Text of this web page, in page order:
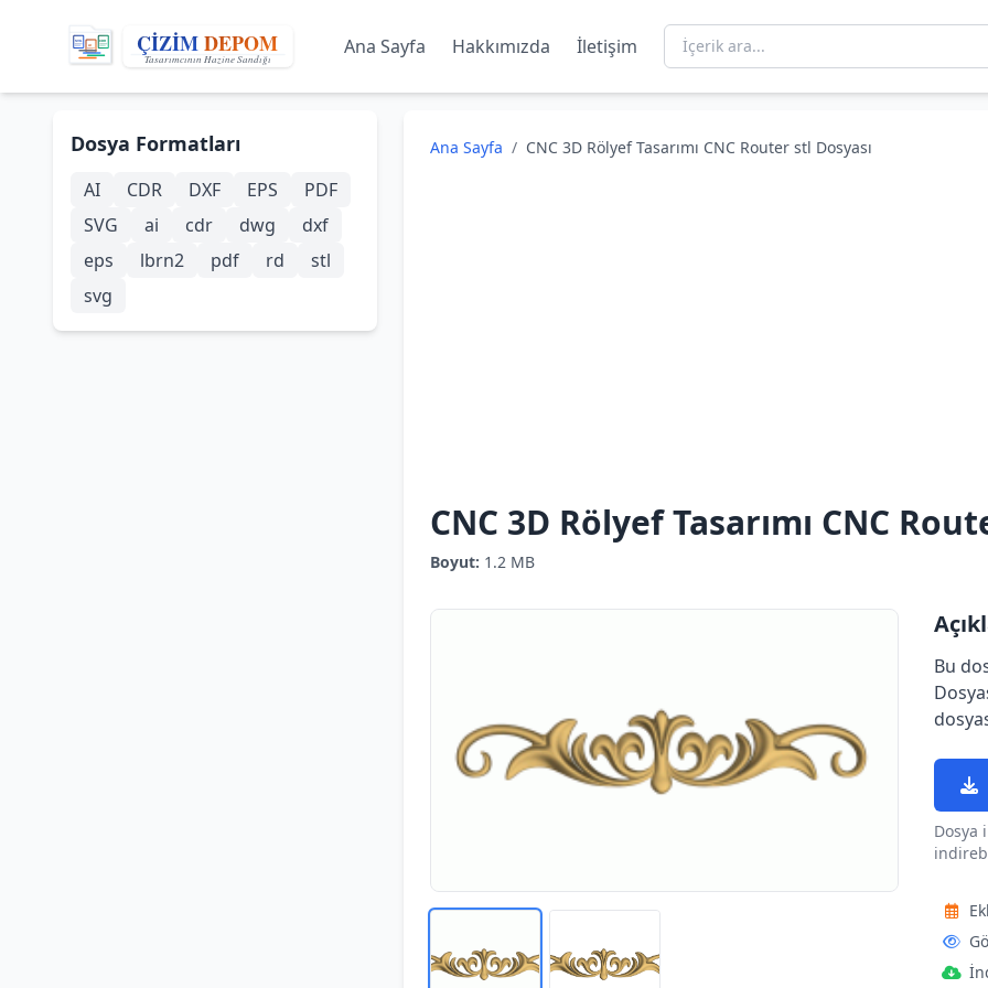
Ana Sayfa Hakkımızda İletişim
Dosya Formatları
AI CDR DXF EPS
PDF
SVG
ai cdr dwg
dxf
eps
lbrn2 pdf rd
stl
svg
Ana Sayfa / CNC 3D Rölyef Tasarımı CNC Router stl Dosyası
CNC 3D Rölyef Tasarımı CNC
Boyut: 1.2 MB
Bu
Dosya